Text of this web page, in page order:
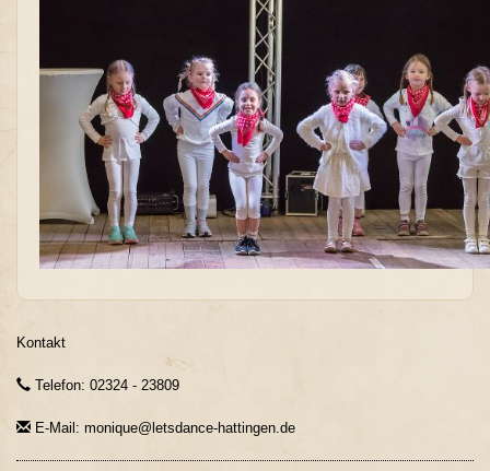
Kontakt
Telefon: 02324 - 23809
E-Mail: monique@letsdance-hattingen.de